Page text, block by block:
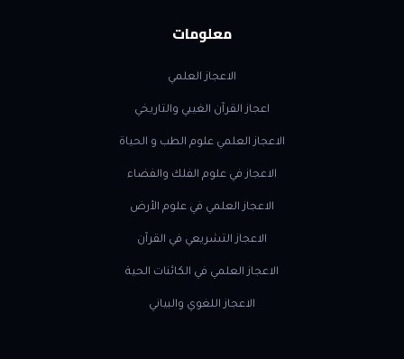
معلومات
الاعجاز العلمي
اعجاز القرآن الغيبي والتاريخي
الاعجاز العلمي علوم الطب و الحياة
الاعجاز في علوم الفلك والفضاء
الاعجاز العلمي في علوم الأرض
الاعجاز التشريعي في القرآن
الاعجاز العلمي في الكائنات الحية
الاعجاز اللغوي والبياني